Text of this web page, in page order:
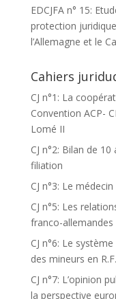
EDCJFA n° 15:
protection
l’Allemagne et le
Cahiers
CJ n°1: La
Convention ACP-
Lomé II
CJ n°2: Bilan de
filiation
CJ n°3: Le
CJ n°5: Les
franco-allemandes
CJ n°6: Le
des mineurs en
CJ n°7: L’opinion
la perspective